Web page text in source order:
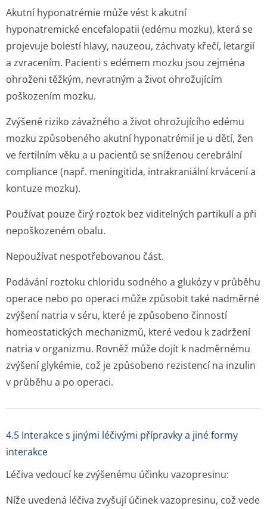
Akutní hyponatrémie může vést k akutní
hyponatremické encefalopatii (edému mozku), která se
projevuje bolestí hlavy, nauzeou, záchvaty křečí, letargií
a zvracením. Pacienti s edémem mozku jsou zejména
ohroženi těžkým, nevratným a život ohrožujícím
poškozením mozku.
Zvýšené riziko závažného a život ohrožujícího edému
mozku způsobeného akutní hyponatrémií je u dětí, žen
ve fertilním věku a u pacientů se sníženou cerebrální
compliance (např. meningitida, intrakraniální krvácení a
kontuze mozku).
Používat pouze čirý roztok bez viditelných partikulí a při
nepoškozeném obalu.
Nepoužívat nespotřebovanou část.
Podávání roztoku chloridu sodného a glukózy v průběhu
operace nebo po operaci může způsobit také nadměrné
zvýšení natria v séru, které je způsobeno činností
homeostatických mechanizmů, které vedou k zadržení
natria v organizmu. Rovněž může dojít k nadměrnému
zvýšení glykémie, což je způsobeno rezistencí na inzulin
v průběhu a po operaci.
4.5 Interakce s jinými léčivými přípravky a jiné formy
interakce
Léčiva vedoucí ke zvýšenému účinku vazopresinu:
Níže uvedená léčiva zvyšují účinek vazopresinu, což vede